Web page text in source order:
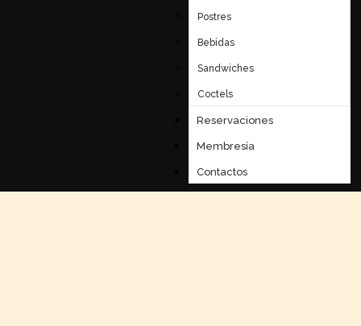
Postres
Bebidas
Sandwiches
Coctels
Reservaciones
Membresía
Contactos